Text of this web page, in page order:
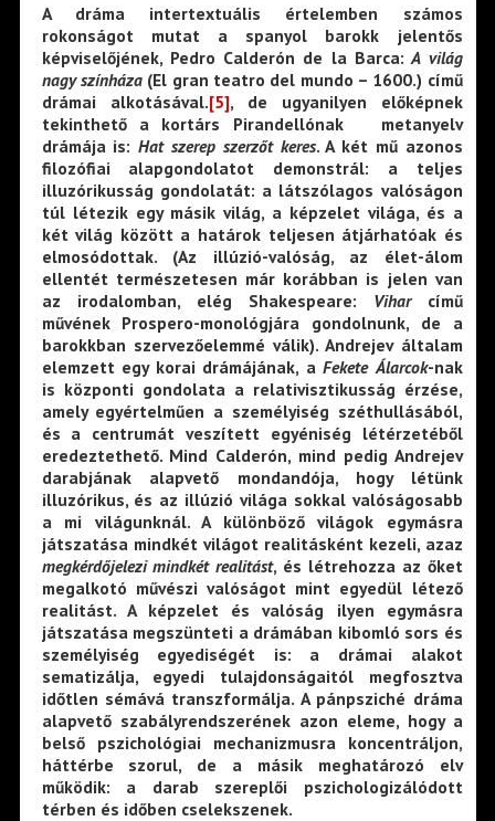
A dráma intertextuális értelemben számos
rokonságot mutat a spanyol barokk jelentős
képviselőjének, Pedro Calderón de la Barca: A világ
nagy színháza(El gran teatro del mundo – 1600.) című
drámai alkotásával.[5], de ugyanilyen előképnek
tekinthető a kortárs Pirandellónak metanyelv
drámája is:Hat szerep szerzőt keres. A két mű azonos
filozófiai alapgondolatot demonstrál: a teljes
illuzórikusság gondolatát: a látszólagos valóságon
túl létezik egy másik világ, a képzelet világa, és a
két világ között a határok teljesen átjárhatóak és
elmosódottak. (Az illúzió-valóság, az élet-álom
ellentét természetesen már korábban is jelen van
az irodalomban, elég Shakespeare: Viharcímű
művének Prospero-monológjára gondolnunk, de a
barokkban szervezőelemmé válik). Andrejev általam
elemzett egy korai drámájának, aFekete Álarcok-nak
is központi gondolata a relativisztikusság érzése,
amely egyértelműen a személyiség széthullásából,
és a centrumát veszített egyéniség létérzetéből
eredeztethető. Mind Calderón, mind pedig Andrejev
darabjának alapvető mondandója, hogy létünk
illuzórikus, és az illúzió világa sokkal valóságosabb
a mi világunknál. A különböző világok egymásra
játszatása mindkét világot realitásként kezeli, azaz
megkérdőjelezi mindkét realitást, és létrehozza az őket
megalkotó művészi valóságot mint egyedül létező
realitást. A képzelet és valóság ilyen egymásra
játszatása megszünteti a drámában kibomló sors és
személyiség egyediségét is: a drámai alakot
sematizálja, egyedi tulajdonságaitól megfosztva
időtlen sémává transzformálja. A pánpsziché dráma
alapvető szabályrendszerének azon eleme, hogy a
belső pszichológiai mechanizmusra koncentráljon,
háttérbe szorul, de a másik meghatározó elv
működik: a darab szereplői pszichologizálódott
térben és időben cselekszenek.